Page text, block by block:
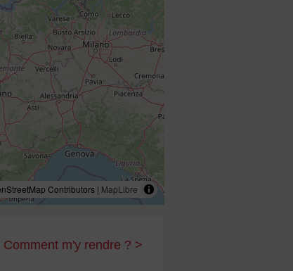
Contributors | MapLibre
Comment m'y rendre ? >